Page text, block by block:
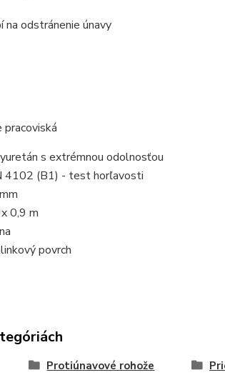
na odstránenie únavy
pracoviská
s extrémnou odolnosťou
4102 (B1) - test horľavosti
0,9 m
povrch
Protiúnavové rohože